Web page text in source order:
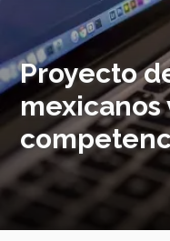
Proyecto
mexicanos